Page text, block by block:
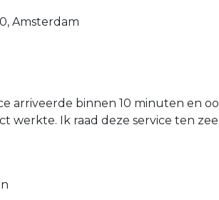
Amsterdam
arriveerde binnen 10 minuten en
werkte. Ik raad deze service ten